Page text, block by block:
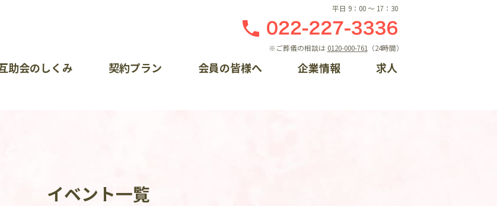
平日 9：00 〜 17：30
※ご葬儀の相談は 0120-000-761 （24時間）
助会のしくみ 契約プラン 会員の皆様へ 企業情報 求人
イベント一覧